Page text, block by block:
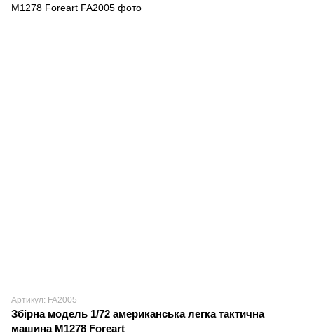
Артикул: FA2005
Збірна модель 1/72 американська легка тактична
машина М1278 Foreart